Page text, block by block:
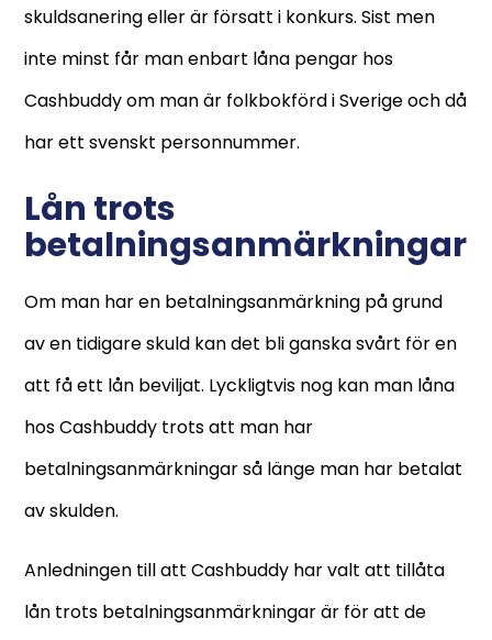
skuldsanering eller är försatt i konkurs. Sist men
inte minst får man enbart låna pengar hos
Cashbuddy om man är folkbokförd i Sverige och då
har ett svenskt personnummer.
Lån trots
betalningsanmärkningar
Om man har en betalningsanmärkning på grund
av en tidigare skuld kan det bli ganska svårt för en
att få ett lån beviljat. Lyckligtvis nog kan man låna
hos Cashbuddy trots att man har
betalningsanmärkningar så länge man har betalat
av skulden.
Anledningen till att Cashbuddy har valt att tillåta
lån trots betalningsanmärkningar är för att de